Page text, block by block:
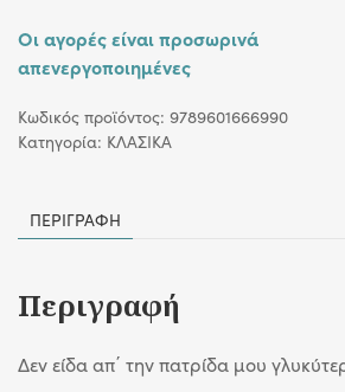
Οι αγορές είναι προσωρινά
απενεργοποιημένες
Κωδικός προϊόντος: 9789601666990
Κατηγορία: ΚΛΑΣΙΚΑ
ΠΕΡΙΓΡΑΦΉ
Περιγραφή
Δεν είδα απ΄ την πατρίδα μου